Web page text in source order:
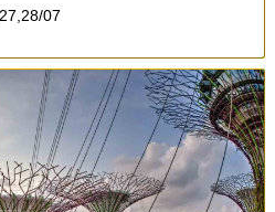
07